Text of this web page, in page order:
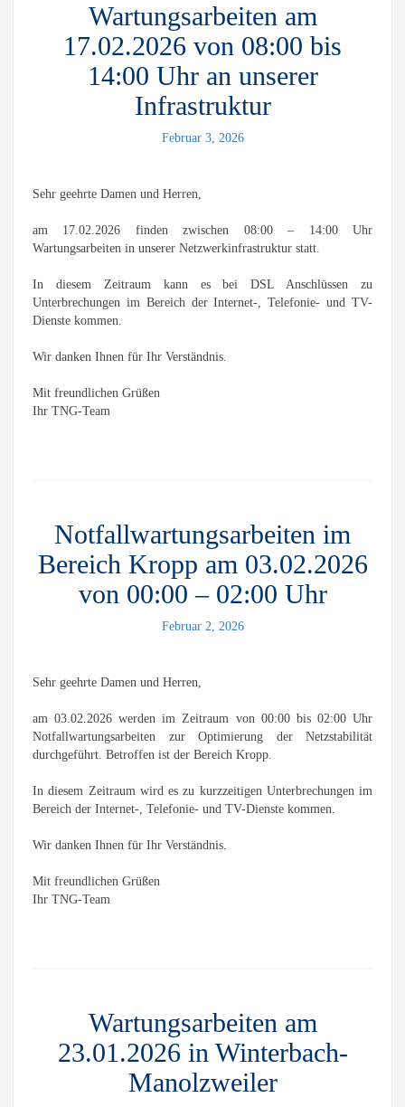
Wartungsarbeiten am
17.02.2026 von 08:00 bis
14:00 Uhr an unserer
Infrastruktur
Februar 3, 2026
Sehr geehrte Damen und Herren,
am 17.02.2026 finden zwischen 08:00 – 14:00 Uhr
Wartungsarbeiten in unserer Netzwerkinfrastruktur statt.
In diesem Zeitraum kann es bei DSL Anschlüssen zu
Unterbrechungen im Bereich der Internet-, Telefonie- und TV-
Dienste kommen.
Wir danken Ihnen für Ihr Verständnis.
Mit freundlichen Grüßen
Ihr TNG-Team
Notfallwartungsarbeiten im
Bereich Kropp am 03.02.2026
von 00:00 – 02:00 Uhr
Februar 2, 2026
Sehr geehrte Damen und Herren,
am 03.02.2026 werden im Zeitraum von 00:00 bis 02:00 Uhr
Notfallwartungsarbeiten zur Optimierung der Netzstabilität
durchgeführt. Betroffen ist der Bereich Kropp.
In diesem Zeitraum wird es zu kurzzeitigen Unterbrechungen im
Bereich der Internet-, Telefonie- und TV-Dienste kommen.
Wir danken Ihnen für Ihr Verständnis.
Mit freundlichen Grüßen
Ihr TNG-Team
Wartungsarbeiten am
23.01.2026 in Winterbach-
Manolzweiler